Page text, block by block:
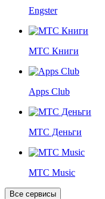
Engster
МТС Книги
Apps Club
МТС Деньги
МТС Music
Все сервисы